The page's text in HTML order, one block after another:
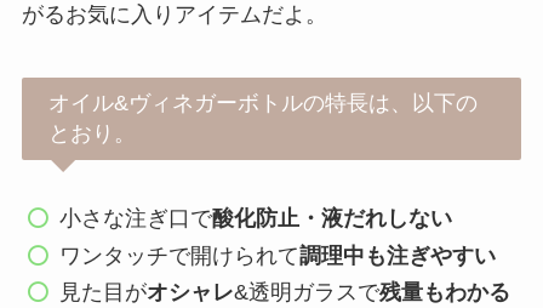
がるお気に入りアイテムだよ。
オイル&ヴィネガーボトルの特長は、以下の
とおり。
小さな注ぎ口で酸化防止・液だれしない
ワンタッチで開けられて調理中も注ぎやすい
見た目がオシャレ&透明ガラスで残量もわかる